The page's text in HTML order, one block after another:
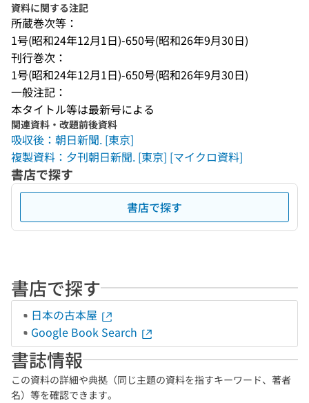
資料に関する注記
所蔵巻次等：
1号(昭和24年12月1日)-650号(昭和26年9月30日)
刊行巻次：
1号(昭和24年12月1日)-650号(昭和26年9月30日)
一般注記：
本タイトル等は最新号による
関連資料・改題前後資料
吸収後：朝日新聞. [東京]
複製資料：夕刊朝日新聞. [東京] [マイクロ資料]
書店で探す
書店で探す
書店で探す
日本の古本屋
Google Book Search
書誌情報
この資料の詳細や典拠（同じ主題の資料を指すキーワード、著者
名）等を確認できます。